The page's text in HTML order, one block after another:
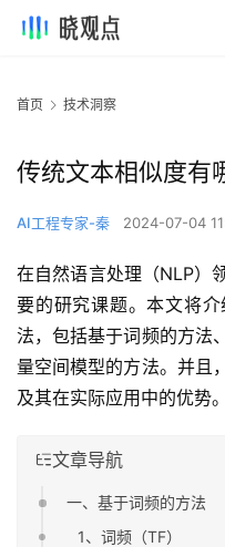
首页 技术洞察
传统文本相似度有
AI工程专家-秦 2024-07-04
在自然语言处理（NLP）
要的研究课题。本文将
法，包括基于词频的方法
量空间模型的方法。并且
及其在实际应用中的优势。
文章导航
一、基于词频的方法
1、词频（TF）